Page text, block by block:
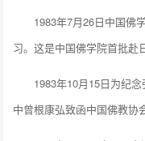
1983年7月26日中国佛学
习。这是中国佛学院首批赴
1983年10月15日为纪念
中曾根康弘致函中国佛教协